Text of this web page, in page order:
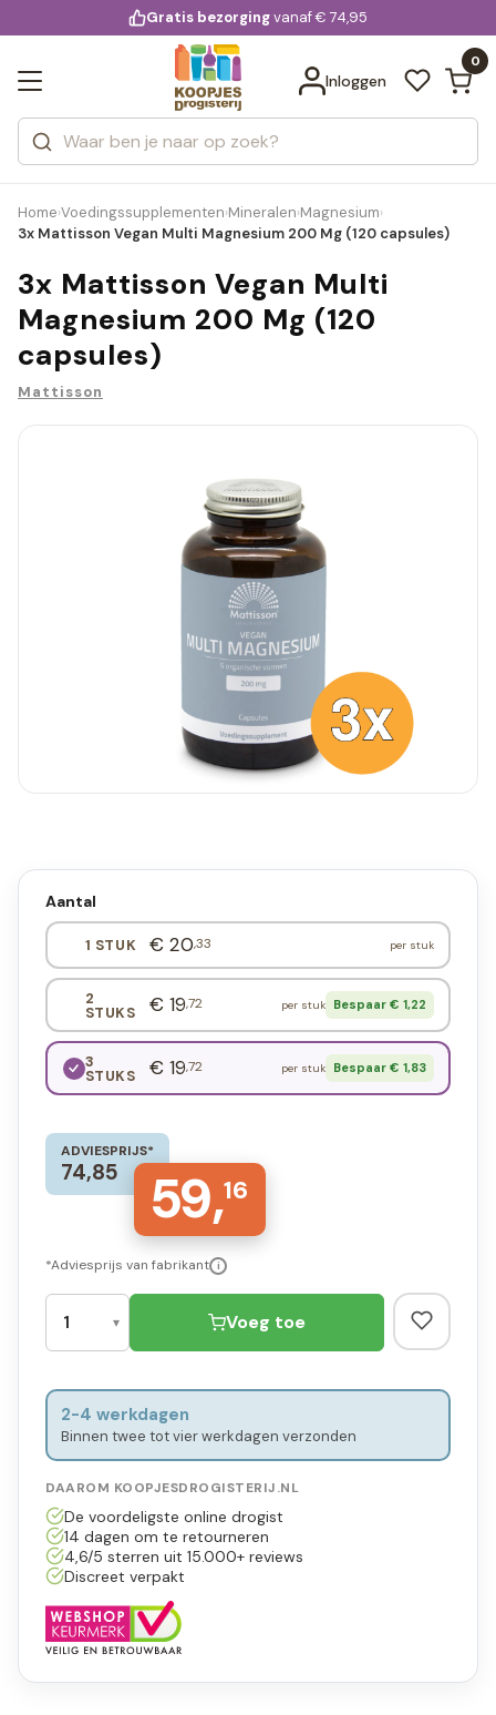
voor 20:00 uur besteld
Gratis bezorgingvanaf € 74,95
Inloggen
0
Zoeken
Categorieën
Merken
Bekijk alle resultaten
Home›Voedingssupplementen›Mineralen›Magnesium›
3x Mattisson Vegan Multi Magnesium 200 Mg (120 capsules)
3x Mattisson Vegan Multi
Magnesium 200 Mg (120
capsules)
Mattisson
Aantal
1 STUK € 20,33 per stuk
2
STUKS € 19,72 per stuk Bespaar € 1,22
3
STUKS € 19,72 per stuk Bespaar € 1,83
ADVIESPRIJS*
74,85 59,16
*Adviesprijs van fabrikant i
Voeg toe
2-4 werkdagen
Binnen twee tot vier werkdagen verzonden
DAAROM KOOPJESDROGISTERIJ.NL
De voordeligste online drogist
14 dagen om te retourneren
4,6/5 sterren uit 15.000+ reviews
Discreet verpakt